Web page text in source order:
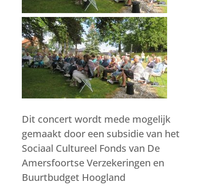
Dit concert wordt mede mogelijk
gemaakt door een subsidie van het
Sociaal Cultureel Fonds van De
Amersfoortse Verzekeringen en
Buurtbudget Hoogland